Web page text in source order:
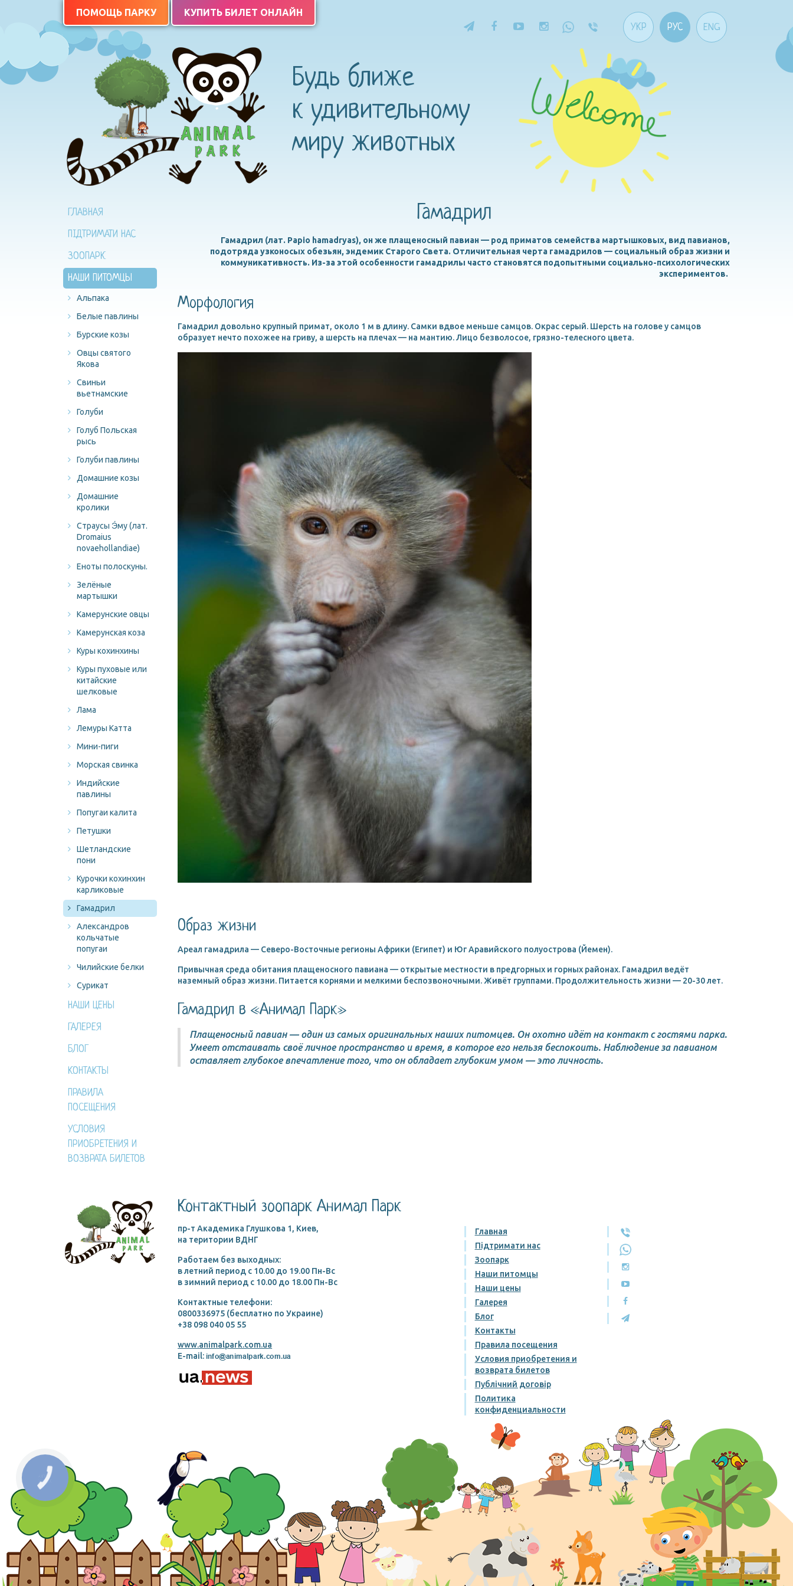
ПОМОЩЬ ПАРКУ КУПИТЬ БИЛЕТ ОНЛАЙН
ENG
РУС
УКР
Будь ближе
к удивительному
миру животных
ГЛАВНАЯ
ПІДТРИМАТИ НАС
ЗООПАРК
НАШИ ПИТОМЦЫ
Альпака
Белые павлины
Бурские козы
Овцы святого
Якова
Свиньи
вьетнамские
Голуби
Голуб Польская
рысь
Голуби павлины
Домашние козы
Домашние
кролики
Страусы Э́му (лат.
Dromaius
novaehollandiae)
Еноты полоскуны.
Зелёные
мартышки
Камерунские овцы
Камерунская коза
Куры кохинхины
Куры пуховые или
китайские
шелковые
Лама
Лемуры Катта
Мини-пиги
Морская свинка
Индийские
павлины
Попугаи калита
Петушки
Шетландские
пони
Курочки кохинхин
карликовые
Гамадрил
Александров
кольчатые
попугаи
Чилийские белки
Сурикат
НАШИ ЦЕНЫ
ГАЛЕРЕЯ
БЛОГ
КОНТАКТЫ
ПРАВИЛА
ПОСЕЩЕНИЯ
УСЛОВИЯ
ПРИОБРЕТЕНИЯ И
ВОЗВРАТА БИЛЕТОВ
Гамадрил
Гамадрил (лат. Papio hamadryas), он же плащеносный павиан — род приматов семейства мартышковых, вид павианов,
подотряда узконосых обезьян, эндемик Старого Света. Отличительная черта гамадрилов — социальный образ жизни и
коммуникативность. Из-за этой особенности гамадрилы часто становятся подопытными социально-психологических
экспериментов.
Морфология
Гамадрил довольно крупный примат, около 1 м в длину. Самки вдвое меньше самцов. Окрас серый. Шерсть на голове у самцов
образует нечто похожее на гриву, а шерсть на плечах — на мантию. Лицо безволосое, грязно-телесного цвета.
Образ жизни
Ареал гамадрила — Северо-Восточные регионы Африки (Египет) и Юг Аравийского полуострова (Йемен).
Привычная среда обитания плащеносного павиана — открытые местности в предгорных и горных районах. Гамадрил ведёт
наземный образ жизни. Питается корнями и мелкими беспозвоночными. Живёт группами. Продолжительность жизни — 20-30 лет.
Гамадрил в «Анимал Парк»
Плащеносный павиан — один из самых оригинальных наших питомцев. Он охотно идёт на контакт с гостями парка.
Умеет отстаивать своё личное пространство и время, в которое его нельзя беспокоить. Наблюдение за павианом
оставляет глубокое впечатление того, что он обладает глубоким умом — это личность.
Контактный зоопарк Анимал Парк
пр-т Академика Глушкова 1, Киев,
на територии ВДНГ
Работаем без выходных:
в летний период c 10.00 до 19.00 Пн-Вс
в зимний период c 10.00 до 18.00 Пн-Вс
Контактные телефони:
0800336975 (бесплатно по Украине)
+38 098 040 05 55
www.animalpark.com.ua
E-mail:
Главная
Підтримати нас
Зоопарк
Наши питомцы
Наши цены
Галерея
Блог
Контакты
Правила посещения
Условия приобретения и
возврата билетов
Публічний договір
Политика
конфиденциальности